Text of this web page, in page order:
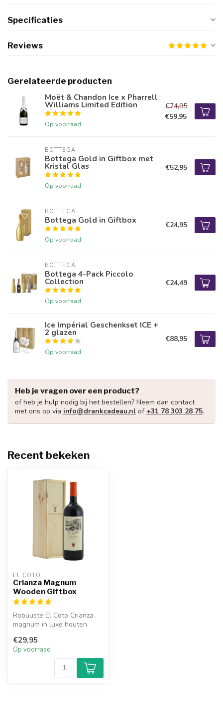
Specificaties
Reviews
Gerelateerde producten
Moët & Chandon Ice x Pharrell
Williams Limited Edition
Op voorraad
€74,95
€59,95
BOTTEGA
Bottega Gold in Giftbox met
Kristal Glas
Op voorraad
€52,95
BOTTEGA
Bottega Gold in Giftbox
Op voorraad
€24,95
BOTTEGA
Bottega 4-Pack Piccolo
Collection
Op voorraad
€24,49
Ice Impérial Geschenkset ICE +
2 glazen
Op voorraad
€88,95
Heb je vragen over een product?
of heb je hulp nodig bij het bestellen? Neem dan contact
met ons op via info@drankcadeau.nl of +31 78 303 28 75.
Recent bekeken
EL COTO
Crianza Magnum
Wooden Giftbox
Robuuste El Coto Crianza
magnum in luxe houten
feeste...
€29,95
Op voorraad